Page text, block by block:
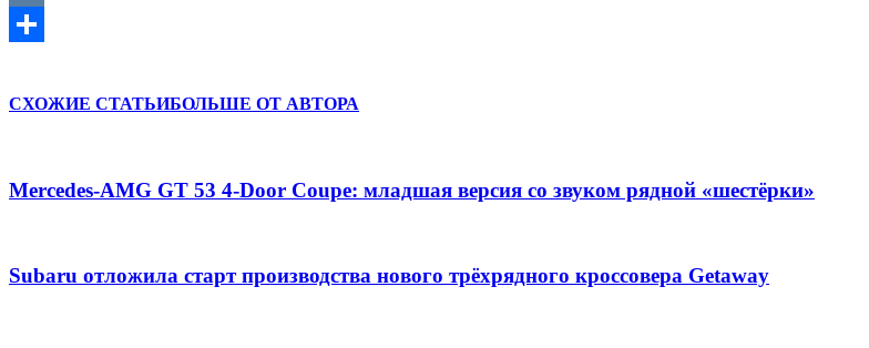
VK
СХОЖИЕ СТАТЬИБОЛЬШЕ ОТ АВТОРА
Mercedes-AMG GT 53 4-Door Coupe: младшая версия со звуком рядной «шестёрки»
Subaru отложила старт производства нового трёхрядного кроссовера Getaway